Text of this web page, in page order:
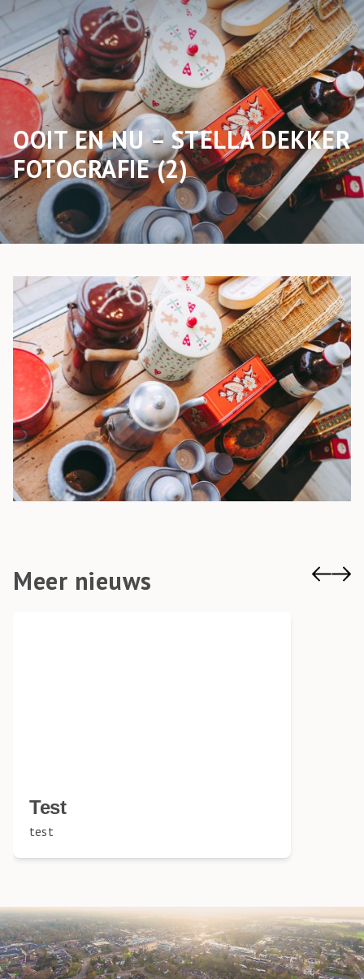
OOIT EN NU – STELLA DEKKER
FOTOGRAFIE (2)
Meer nieuws
Test
test